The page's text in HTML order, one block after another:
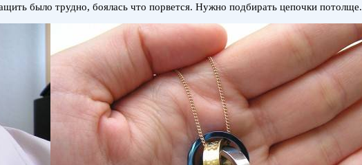
было трудно, боялась что порвется. Нужно подбирать цепочки потолще.